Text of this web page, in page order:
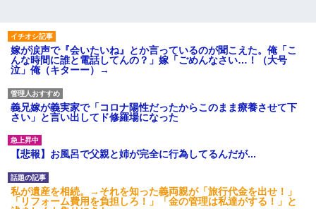
嫁が涙声で『会いたいね』とか言っているのが聞こえた。俺「こ
んな時間に誰と電話してんの？」嫁「ごめんなさい…！（大号
泣」俺（キターー）→
義兄嫁が義実家で「コロナ陽性だったからこのまま療養させて下
さい」と言い出してド修羅場になった
【悲報】お風呂で父親と姉が完全に行為してるんだが...
私が遺産を相続。→それを知った義両親が「旅行代金を出せ！」
「リフォーム費用を負担しろ！」「金の管理は私達がする！」と